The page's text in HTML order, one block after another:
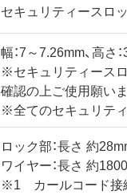
セキュリティースロ
幅：7～7.26mm、高さ
※セキュリティース
確認の上ご使用願いま
※全てのセキュリテ
ロック部：長さ 約
ワイヤー：長さ 約
※1 カールコード接